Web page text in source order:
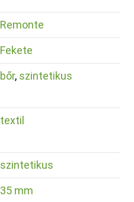
Remonte
Fekete
bőr, szintetikus
textil
szintetikus
35 mm